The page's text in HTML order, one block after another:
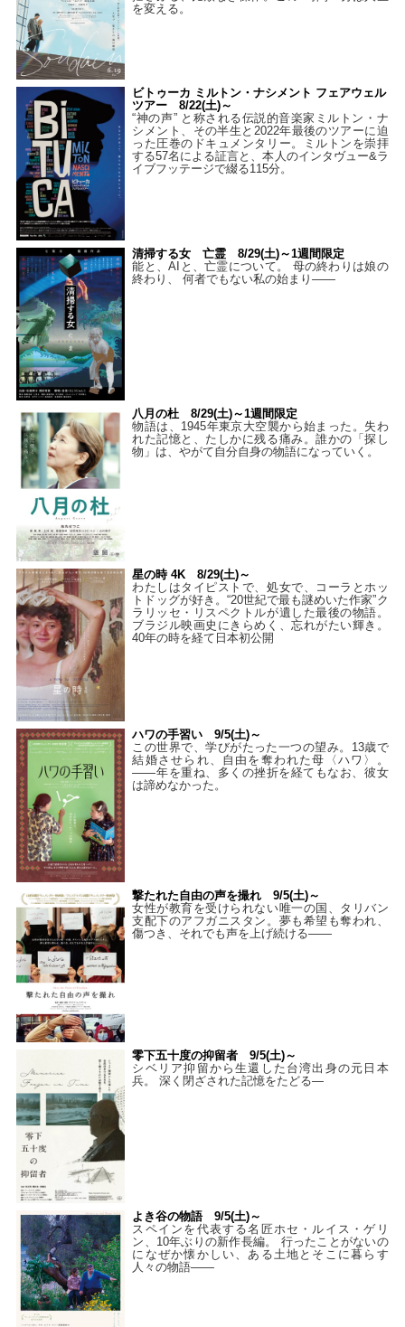
を変える。
ビトゥーカ ミルトン・ナシメント フェアウェル
ツアー 8/22(土)～
“神の声” と称される伝説的音楽家ミルトン・ナ
シメント、その半生と2022年最後のツアーに迫
った圧巻のドキュメンタリー。ミルトンを崇拝
する57名による証言と、本人のインタヴュー&ラ
イブフッテージで綴る115分。
清掃する女 亡霊 8/29(土)～1週間限定
能と、AIと、亡霊について。 母の終わりは娘の
終わり、 何者でもない私の始まり――
八月の杜 8/29(土)～1週間限定
物語は、1945年東京大空襲から始まった。失わ
れた記憶と、たしかに残る痛み。誰かの「探し
物」は、やがて自分自身の物語になっていく。
星の時 4K 8/29(土)～
わたしはタイピストで、処⼥で、コーラとホッ
トドッグが好き。“20世紀で最も謎めいた作家”ク
ラリッセ・リスペクトルが遺した最後の物語。
ブラジル映画史にきらめく、忘れがたい輝き。
40年の時を経て⽇本初公開
ハワの手習い 9/5(土)～
この世界で、学びがたった一つの望み。13歳で
結婚させられ、自由を奪われた母〈ハワ〉。
——年を重ね、多くの挫折を経てもなお、彼女
は諦めなかった。
撃たれた自由の声を撮れ 9/5(土)～
女性が教育を受けられない唯一の国、タリバン
支配下のアフガニスタン。夢も希望も奪われ、
傷つき、それでも声を上げ続ける——
零下五十度の抑留者 9/5(土)～
シベリア抑留から生還した台湾出身の元日本
兵。 深く閉ざされた記憶をたどる—
よき谷の物語 9/5(土)～
スペインを代表する名匠ホセ・ルイス・ゲリ
ン、10年ぶりの新作長編。 行ったことがないの
になぜか懐かしい、ある土地とそこに暮らす
人々の物語――